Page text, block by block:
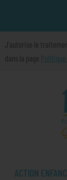
J'autorise le
dans la page
ACTION